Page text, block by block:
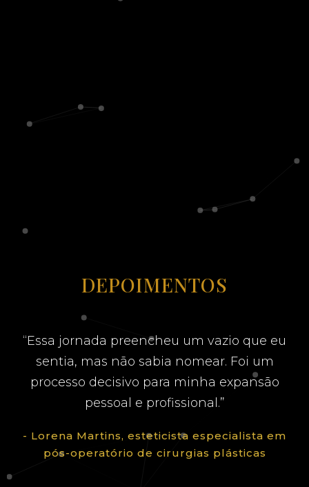
DEPOIMENTOS
“Essa jornada preencheu um vazio que eu
sentia, mas não sabia nomear. Foi um
processo decisivo para minha expansão
pessoal e profissional.”
- Lorena Martins, esteticista especialista em
pós-operatório de cirurgias plásticas